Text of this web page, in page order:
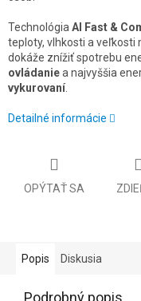
TechnológiaAI Fast &
teploty, vlhkosti a veľkosti
dokáže znížiť spotrebu
ovládaniea najvyššia
vykurovaní.
Detailné informácie
OPÝTAŤ SA
Popis Diskusia
Podrobný popis